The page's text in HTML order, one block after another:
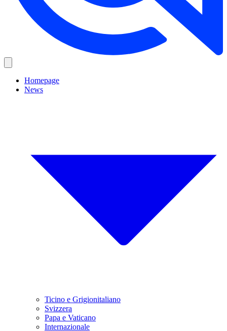
Homepage
News
Ticino e Grigionitaliano
Svizzera
Papa e Vaticano
Internazionale